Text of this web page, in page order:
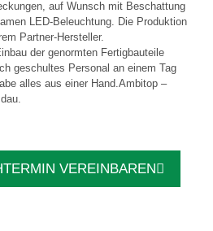
auf Wunsch mit Beschattung
LED-Beleuchtung. Die Produktion
Partner-Hersteller.
der genormten Fertigbauteile
geschultes Personal an einem Tag
alles aus einer Hand.Ambitop –
VEREINBAREN